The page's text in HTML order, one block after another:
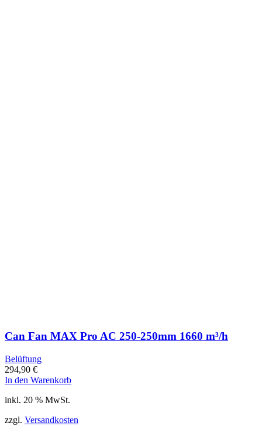
Can Fan MAX Pro AC 250-250mm 1660 m³/h
Belüftung
294,90 €
In den Warenkorb
inkl. 20 % MwSt.
zzgl. Versandkosten